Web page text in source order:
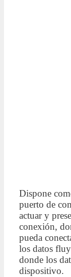
Dispone
puerto de
actuar y
conexión,
pueda
los datos
donde los
dispositivo.